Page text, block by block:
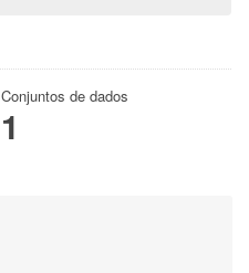
Conjuntos de dados
1